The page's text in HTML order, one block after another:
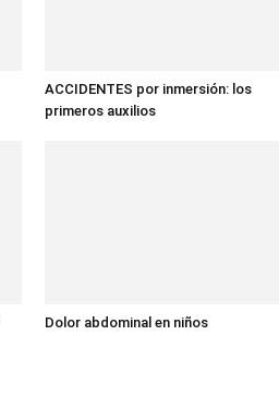
ACCIDENTES por inmersión: los
primeros auxilios
Dolor abdominal en niños